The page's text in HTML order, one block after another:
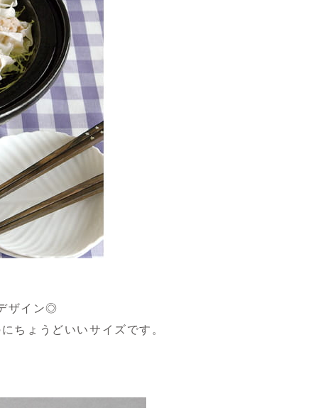
ザイン◎
ちょうどいいサイズです。